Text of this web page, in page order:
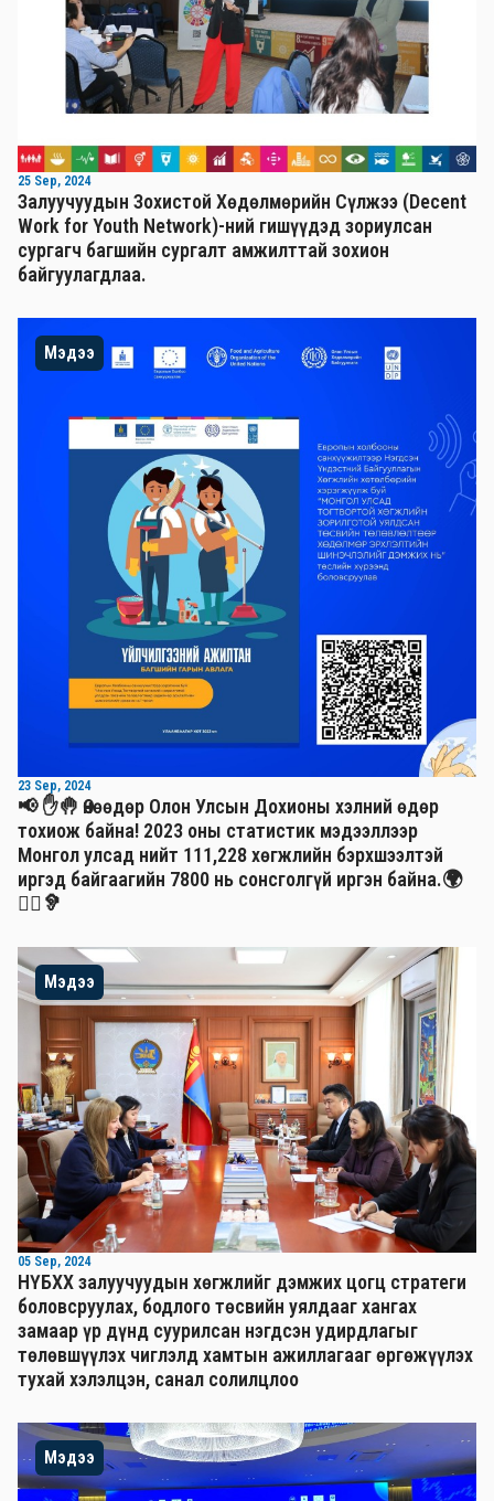
25 Sep, 2024
Залуучуудын Зохистой Хөдөлмөрийн Сүлжээ (Decent
Work for Youth Network)-ний гишүүдэд зориулсан
сургагч багшийн сургалт амжилттай зохион
байгуулагдлаа.
Мэдээ
23 Sep, 2024
📢 ✋🤚 Өнөөдөр Олон Улсын Дохионы хэлний өдөр
тохиож байна! 2023 оны статистик мэдээллээр
Монгол улсад нийт 111,228 хөгжлийн бэрхшээлтэй
иргэд байгаагийн 7800 нь сонсголгүй иргэн байна.🌍
🧏‍♂️🦻
Мэдээ
05 Sep, 2024
НҮБХХ залуучуудын хөгжлийг дэмжих цогц стратеги
боловсруулах, бодлого төсвийн уялдааг хангах
замаар үр дүнд суурилсан нэгдсэн удирдлагыг
төлөвшүүлэх чиглэлд хамтын ажиллагааг өргөжүүлэх
тухай хэлэлцэн, санал солилцлоо
Мэдээ